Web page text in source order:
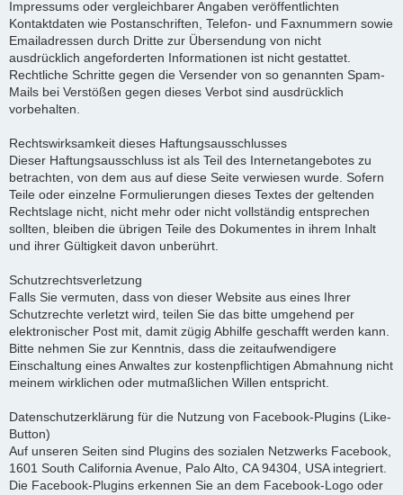
Impressums oder vergleichbarer Angaben veröffentlichten
Kontaktdaten wie Postanschriften, Telefon- und Faxnummern sowie
Emailadressen durch Dritte zur Übersendung von nicht
ausdrücklich angeforderten Informationen ist nicht gestattet.
Rechtliche Schritte gegen die Versender von so genannten Spam-
Mails bei Verstößen gegen dieses Verbot sind ausdrücklich
vorbehalten.
Rechtswirksamkeit dieses Haftungsausschlusses
Dieser Haftungsausschluss ist als Teil des Internetangebotes zu
betrachten, von dem aus auf diese Seite verwiesen wurde. Sofern
Teile oder einzelne Formulierungen dieses Textes der geltenden
Rechtslage nicht, nicht mehr oder nicht vollständig entsprechen
sollten, bleiben die übrigen Teile des Dokumentes in ihrem Inhalt
und ihrer Gültigkeit davon unberührt.
Schutzrechtsverletzung
Falls Sie vermuten, dass von dieser Website aus eines Ihrer
Schutzrechte verletzt wird, teilen Sie das bitte umgehend per
elektronischer Post mit, damit zügig Abhilfe geschafft werden kann.
Bitte nehmen Sie zur Kenntnis, dass die zeitaufwendigere
Einschaltung eines Anwaltes zur kostenpflichtigen Abmahnung nicht
meinem wirklichen oder mutmaßlichen Willen entspricht.
Datenschutzerklärung für die Nutzung von Facebook-Plugins (Like-
Button)
Auf unseren Seiten sind Plugins des sozialen Netzwerks Facebook,
1601 South California Avenue, Palo Alto, CA 94304, USA integriert.
Die Facebook-Plugins erkennen Sie an dem Facebook-Logo oder